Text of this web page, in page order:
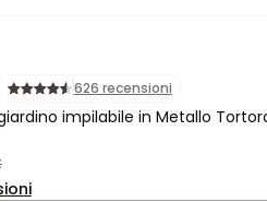
626 recensioni
impilabile in Metallo